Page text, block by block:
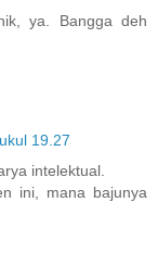
ya. Bangga deh
19.27
intelektual.
ini, mana bajunya